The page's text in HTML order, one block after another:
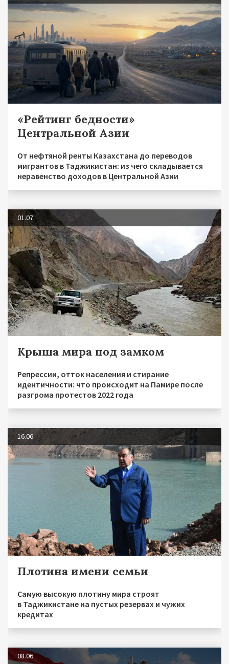
«Рейтинг бедности»
Центральной Азии
От нефтяной ренты Казахстана до переводов
мигрантов в Таджикистан: из чего складывается
неравенство доходов в Центральной Азии
01.07
Крыша мира под замком
Репрессии, отток населения и стирание
идентичности: что происходит на Памире после
разгрома протестов 2022 года
16.06
Плотина имени семьи
Самую высокую плотину мира строят
в Таджикистане на пустых резервах и чужих
кредитах
08.06